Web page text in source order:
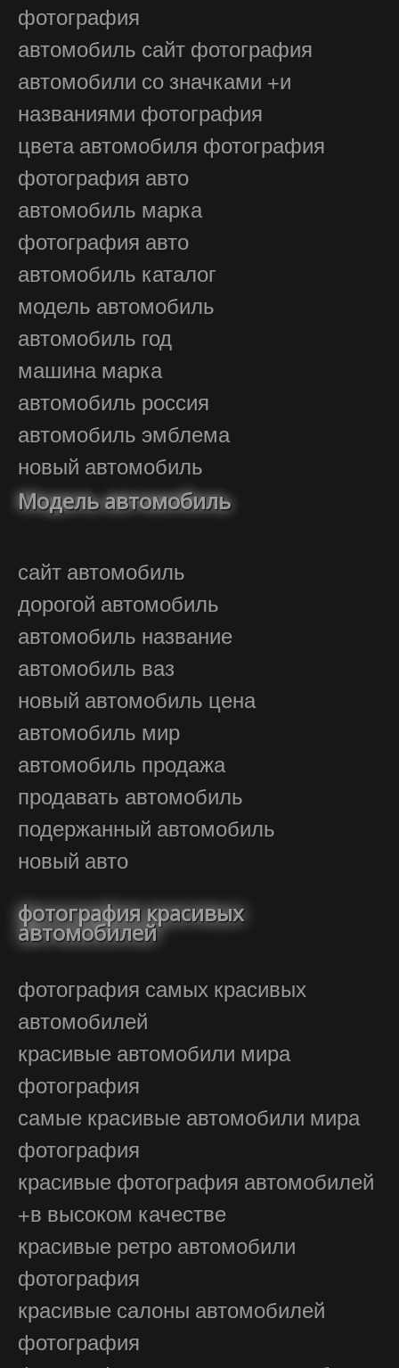
фотография
автомобиль сайт фотография
автомобили со значками +и
названиями фотография
цвета автомобиля фотография
фотография авто
автомобиль марка
фотография авто
автомобиль каталог
модель автомобиль
автомобиль год
машина марка
автомобиль россия
автомобиль эмблема
новый автомобиль
Модель автомобиль
сайт автомобиль
дорогой автомобиль
автомобиль название
автомобиль ваз
новый автомобиль цена
автомобиль мир
автомобиль продажа
продавать автомобиль
подержанный автомобиль
новый авто
фотография красивых
автомобилей
фотография самых красивых
автомобилей
красивые автомобили мира
фотография
самые красивые автомобили мира
фотография
красивые фотография автомобилей
+в высоком качестве
красивые ретро автомобили
фотография
красивые салоны автомобилей
фотография